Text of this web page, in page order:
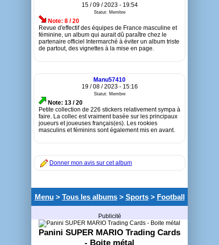
15 / 09 / 2023 - 19:54
Statut: Membre
Note: 8 / 20
Revue d'effectif des équipes de France masculine et
féminine, un album qui aurait dû paraître chez le
partenaire officiel Intermarché à éviter un album triste
de partout, des vignettes à la mise en page.
Manu57410
19 / 08 / 2023 - 15:16
Statut: Membre
Note: 13 / 20
Petite collection de 226 stickers relativement sympa à
faire. La collec est vraiment basée sur les principaux
joueurs et joueuses français(es). Les rookies
masculins et féminins sont également mis en avant.
Donner mon avis sur cet album
Menu> Tous les albums> Sports> Football
Publicité
Panini SUPER MARIO Trading Cards
- Boite métal